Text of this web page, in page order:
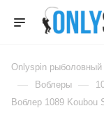
Onlyspin рыболовный
— Воблеры —
Воблер 1089 Koubou